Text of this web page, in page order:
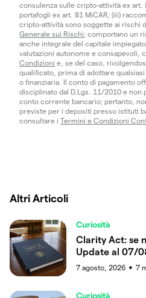
consulenza sulle cripto-attività ex art.
portafogli ex art. 81 MiCAR; (iii)
cripto-attività sono soggette ai rischi
Generale sui Rischi; comportano un
anche integrale del capitale
valutazioni autonome e consapevoli,
Condizioni e, se del caso,
qualificato, prima di adottare
o finanziaria. Il conto di pagamento
disciplinato dal D.Lgs. 11/2010 e non
conto corrente bancario; pertanto,
previste per i depositi presso istituti
consultare i Termini e Condizioni
Altri Articoli
Curiosità
Clarity Act: se
Update al 07/
7 agosto, 2026 ● 7
Curiosità